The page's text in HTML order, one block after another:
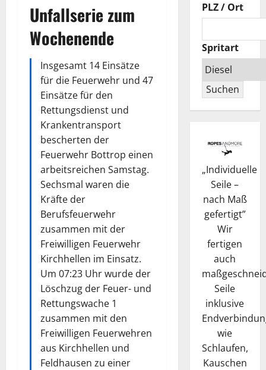
Unfallserie zum
Wochenende
Insgesamt 14 Einsätze
für die Feuerwehr und 47
Einsätze für den
Rettungsdienst und
Krankentransport
bescherten der
Feuerwehr Bottrop einen
arbeitsreichen Samstag.
Sechsmal waren die
Kräfte der
Berufsfeuerwehr
zusammen mit der
Freiwilligen Feuerwehr
Kirchhellen im Einsatz.
Um 07:23 Uhr wurde der
Löschzug der Feuer- und
Rettungswache 1
zusammen mit den
Freiwilligen Feuerwehren
aus Kirchhellen und
Feldhausen zu einer
PLZ / Ort
Spritart
Suchen
„Individuelle
Seile –
nach Maß
gefertigt”
Wir
fertigen
auch
Seile
inklusive
wie
Schlaufen,
Kauschen